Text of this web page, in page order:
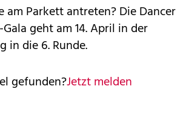
am Parkett antreten? Die Dancer
geht am 14. April in der
in die 6. Runde.
gefunden?Jetzt melden